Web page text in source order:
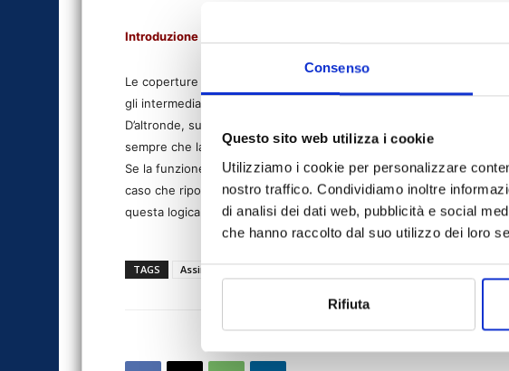
Consenso
Questo sito web utilizza i cookie
Utilizziamo i cookie per personalizzare
nostro traffico. Condividiamo inoltre
di analisi dei dati web, pubblicità e social
che hanno raccolto dal suo utilizzo dei loro
Rifiuta
Introduzione all’articolo
Le coperture sulla tutela della persona, in caso di
gli intermediari.
D’altronde, sulla salute non si scherza e quando un
sempre che la polizza sia adeguata e tutto fililiscio…
Se la funzione delle assicurazioni è quella di tutelare gliassicurati
caso che riportiamo in questo articolo, non sembra seguire
questa logica.
TAGS Assinews rivista